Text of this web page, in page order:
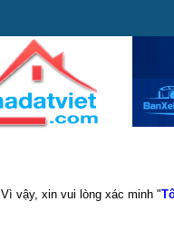
Vì vậy, xin vui lòng xác minh "